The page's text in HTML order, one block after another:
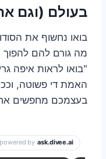
בעולם (וגם
בואו נחשוף את
מה גורם להם
"בואו לראות איפה
האמת די פשוטה,
בעצמכם מחפשים